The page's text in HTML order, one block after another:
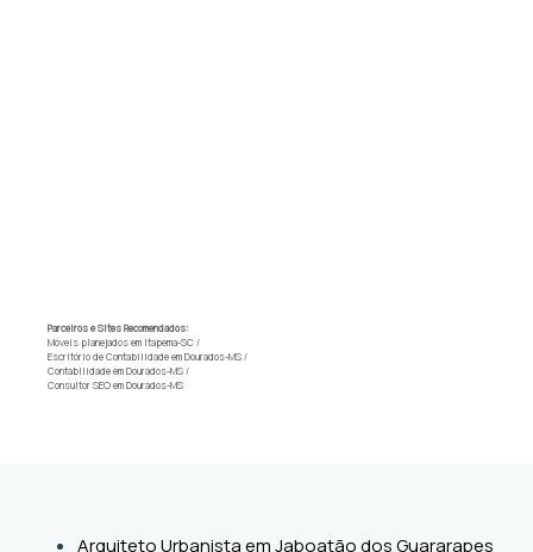
Parceiros e Sites Recomendados:
Móveis planejados em Itapema-SC /
Escritório de Contabilidade em Dourados-MS /
Contabilidade em Dourados-MS /
Consultor SEO em Dourados-MS
Arquiteto Urbanista em Jaboatão dos Guararapes